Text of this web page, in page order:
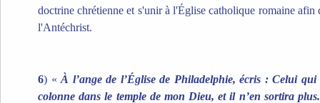
doctrine chrétienne et s'unir à l'Église catholique romaine afin
l'Antéchrist.
6) «À l’ange de l’Église de Philadelphie, écris : Celui
colonne dans le temple de mon Dieu, et il n’en sortira